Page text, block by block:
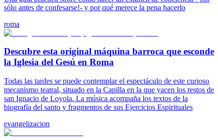
sólo antes de confesarse!- y por qué merece la pena hacerlo
roma
Descubre esta original máquina barroca que esconde
la Iglesia del Gesú en Roma
Todas las tardes se puede contemplar el espectáculo de este curioso
mecanismo teatral, situado en la Capilla en la que yacen los restos de
san Ignacio de Loyola. La música acompaña los textos de la
biografía del santo y fragmentos de sus Ejercicios Espirituales
evangelizacion